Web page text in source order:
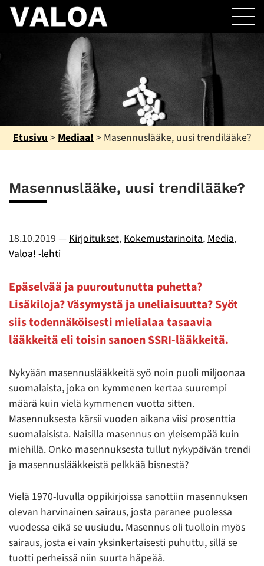
Etusivu > Mediaa! > Masennuslääke, uusi trendilääke?
Masennuslääke, uusi trendilääke?
18.10.2019 — Kirjoitukset, Kokemustarinoita, Media,
Valoa! -lehti
Epäselvää ja puuroutunutta puhetta?
Lisäkiloja? Väsymystä ja uneliaisuutta? Syöt
siis todennäköisesti mielialaa tasaavia
lääkkeitä eli toisin sanoen SSRI-lääkkeitä.
Nykyään masennuslääkkeitä syö noin puoli miljoonaa
suomalaista, joka on kymmenen kertaa suurempi
määrä kuin vielä kymmenen vuotta sitten.
Masennuksesta kärsii vuoden aikana viisi prosenttia
suomalaisista. Naisilla masennus on yleisempää kuin
miehillä. Onko masennuksesta tullut nykypäivän trendi
ja masennuslääkkeistä pelkkää bisnestä?
Vielä 1970-luvulla oppikirjoissa sanottiin masennuksen
olevan harvinainen sairaus, josta paranee puolessa
vuodessa eikä se uusiudu. Masennus oli tuolloin myös
sairaus, josta ei vain yksinkertaisesti puhuttu, sillä se
tuotti perheissä niin suurta häpeää.